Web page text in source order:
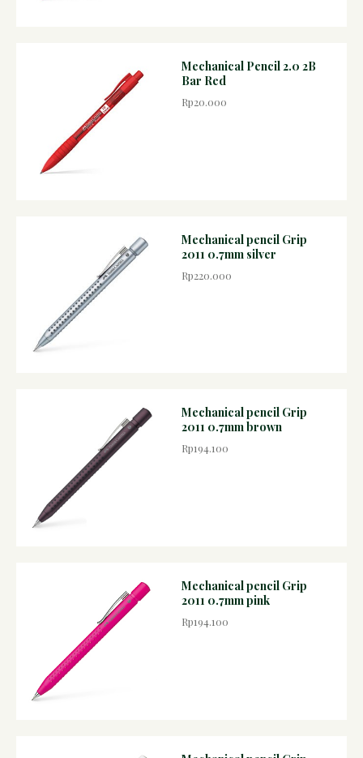
Mechanical Pencil 2.0 2B
Bar Red
Rp20.000
Mechanical pencil Grip
2011 0.7mm silver
Rp220.000
Mechanical pencil Grip
2011 0.7mm brown
Rp194.100
Mechanical pencil Grip
2011 0.7mm pink
Rp194.100